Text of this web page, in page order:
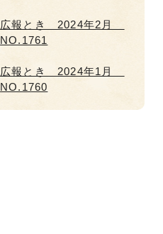
広報とき 2024年2月
NO.1761
広報とき 2024年1月
NO.1760